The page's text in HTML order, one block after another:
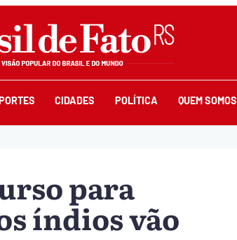
CIDADES POLÍTICA QUEM SOMOS
para
índios vão